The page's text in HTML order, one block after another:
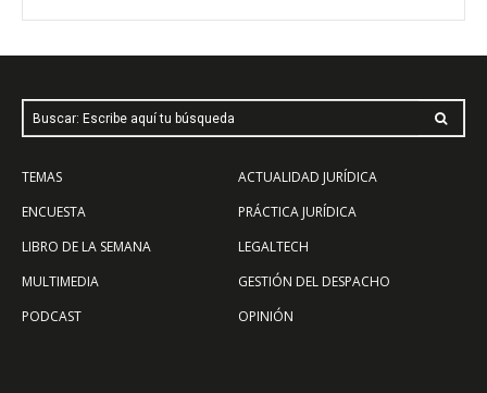
Buscar: Escribe aquí tu búsqueda
TEMAS
ENCUESTA
LIBRO DE LA SEMANA
MULTIMEDIA
PODCAST
ACTUALIDAD JURÍDICA
PRÁCTICA JURÍDICA
LEGALTECH
GESTIÓN DEL DESPACHO
OPINIÓN